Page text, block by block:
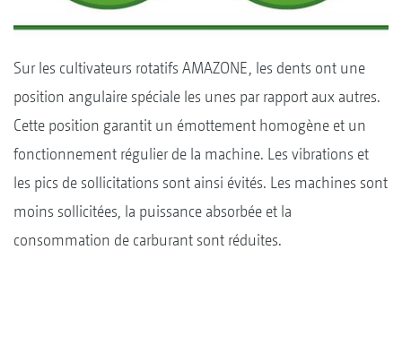
Sur les cultivateurs rotatifs AMAZONE, les dents ont une
position angulaire spéciale les unes par rapport aux autres.
Cette position garantit un émottement homogène et un
fonctionnement régulier de la machine. Les vibrations et
les pics de sollicitations sont ainsi évités. Les machines sont
moins sollicitées, la puissance absorbée et la
consommation de carburant sont réduites.